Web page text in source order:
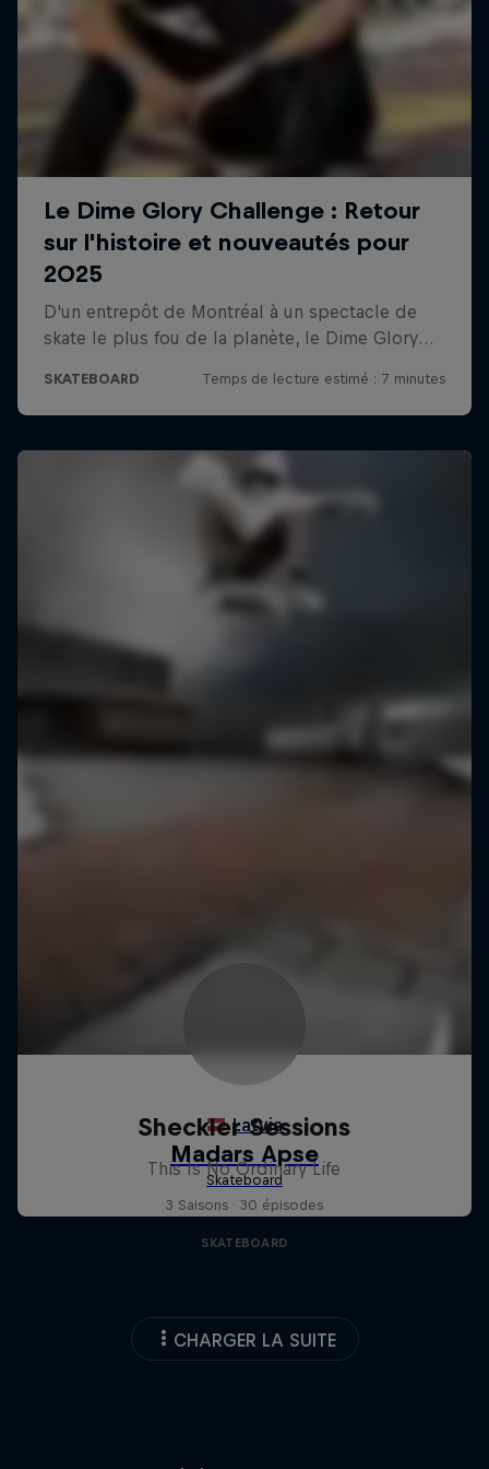
Sheckler Sessions
This Is No Ordinary Life
3 Saisons · 30 épisodes
SKATEBOARD
CHARGER LA SUITE